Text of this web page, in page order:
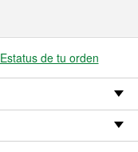
Estatus de tu orden